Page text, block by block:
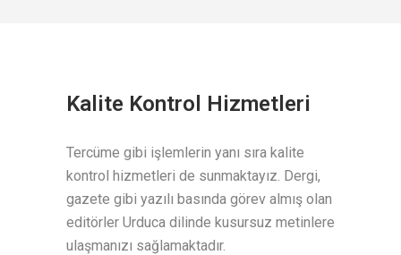
Kalite Kontrol Hizmetleri
Tercüme gibi işlemlerin yanı sıra kalite
kontrol hizmetleri de sunmaktayız. Dergi,
gazete gibi yazılı basında görev almış olan
editörler Urduca dilinde kusursuz metinlere
ulaşmanızı sağlamaktadır.